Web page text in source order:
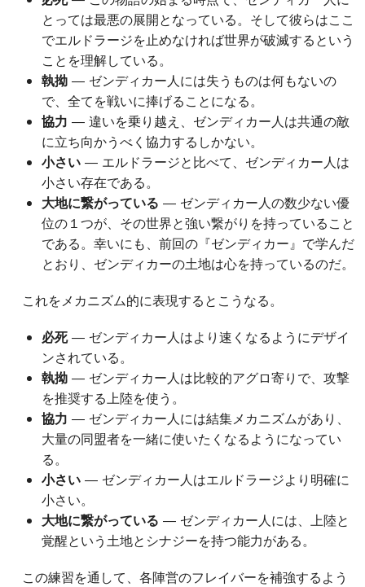
とっては最悪の展開となっている。そして彼らはここ
でエルドラージを止めなければ世界が破滅するという
ことを理解している。
執拗 ― ゼンディカー人には失うものは何もないの
で、全てを戦いに捧げることになる。
協力 ― 違いを乗り越え、ゼンディカー人は共通の敵
に立ち向かうべく協力するしかない。
小さい ― エルドラージと比べて、ゼンディカー人は
小さい存在である。
大地に繋がっている ― ゼンディカー人の数少ない優
位の１つが、その世界と強い繋がりを持っていること
である。幸いにも、前回の『ゼンディカー』で学んだ
とおり、ゼンディカーの土地は心を持っているのだ。
これをメカニズム的に表現するとこうなる。
必死― ゼンディカー人はより速くなるようにデザイ
ンされている。
執拗 ― ゼンディカー人は比較的アグロ寄りで、攻撃
を推奨する上陸を使う。
協力 ― ゼンディカー人には結集メカニズムがあり、
大量の同盟者を一緒に使いたくなるようになってい
る。
小さい ― ゼンディカー人はエルドラージより明確に
小さい。
大地に繋がっている ― ゼンディカー人には、上陸と
覚醒という土地とシナジーを持つ能力がある。
この練習を通して、各陣営のフレイバーを補強するよう